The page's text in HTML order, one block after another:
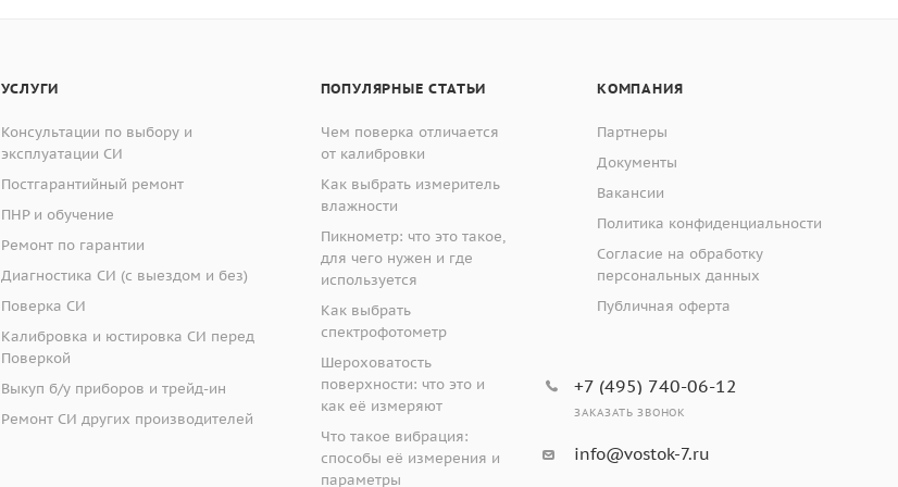
УСЛУГИ
Консультации по выбору и
эксплуатации СИ
Постгарантийный ремонт
ПНР и обучение
Ремонт по гарантии
Диагностика СИ (с выездом и без)
Поверка СИ
Калибровка и юстировка СИ перед
Поверкой
Выкуп б/у приборов и трейд-ин
Ремонт СИ других производителей
ПОПУЛЯРНЫЕ СТАТЬИ
Чем поверка отличается
от калибровки
Как выбрать измеритель
влажности
Пикнометр: что это такое,
для чего нужен и где
используется
Как выбрать
спектрофотометр
Шероховатость
поверхности: что это и
как её измеряют
Что такое вибрация:
способы её измерения и
параметры
КОМПАНИЯ
Партнеры
Документы
Вакансии
Политика конфиденциальности
Согласие на обработку
персональных данных
Публичная оферта
+7 (495) 740-06-12
ЗАКАЗАТЬ ЗВОНОК
info@vostok-7.ru